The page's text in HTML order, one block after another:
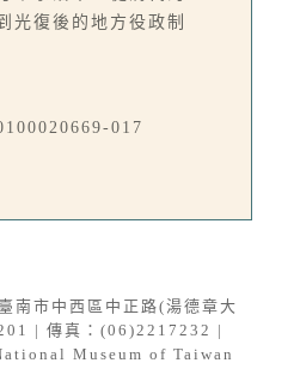
光復後的地方役政制
017
南市中西區中正路(湯德章大
| 傳真：(06)2217232 |
Museum of Taiwan